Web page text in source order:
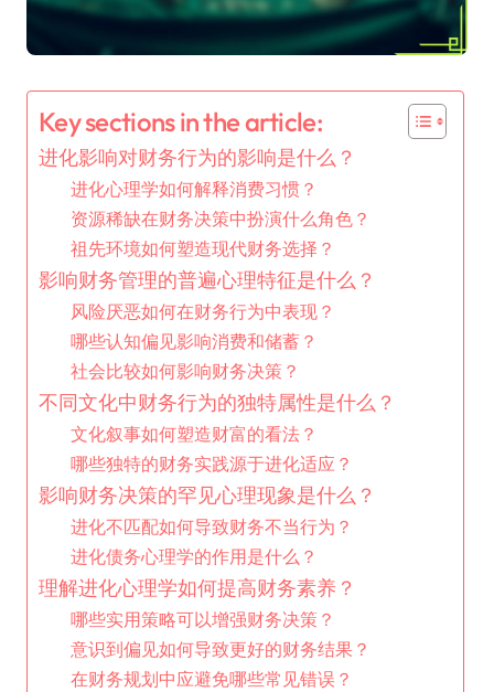
Key sections in the article:
进化影响对财务行为的影响是什么？
进化心理学如何解释消费习惯？
资源稀缺在财务决策中扮演什么角色？
祖先环境如何塑造现代财务选择？
影响财务管理的普遍心理特征是什么？
风险厌恶如何在财务行为中表现？
哪些认知偏见影响消费和储蓄？
社会比较如何影响财务决策？
不同文化中财务行为的独特属性是什么？
文化叙事如何塑造财富的看法？
哪些独特的财务实践源于进化适应？
影响财务决策的罕见心理现象是什么？
进化不匹配如何导致财务不当行为？
进化债务心理学的作用是什么？
理解进化心理学如何提高财务素养？
哪些实用策略可以增强财务决策？
意识到偏见如何导致更好的财务结果？
在财务规划中应避免哪些常见错误？